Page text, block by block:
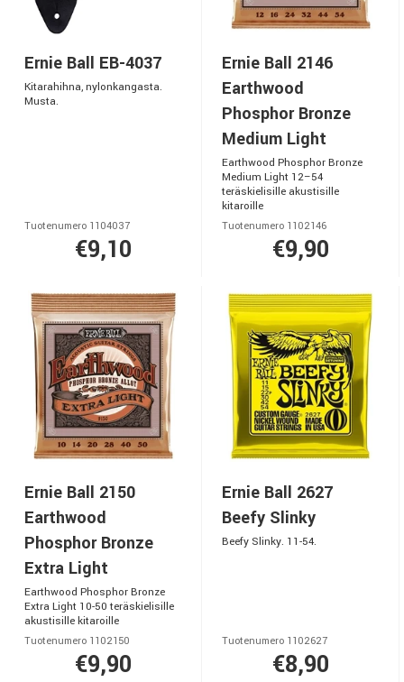
Ernie Ball EB-4037
Kitarahihna, nylonkangasta.
Musta.
Tuotenumero 1104037
€9,10
Ernie Ball 2146
Earthwood
Phosphor Bronze
Medium Light
Earthwood Phosphor Bronze
Medium Light 12–54
teräskielisille akustisille
kitaroille
Tuotenumero 1102146
€9,90
Ernie Ball 2150
Earthwood
Phosphor Bronze
Extra Light
Earthwood Phosphor Bronze
Extra Light 10-50 teräskielisille
akustisille kitaroille
Tuotenumero 1102150
€9,90
Ernie Ball 2627
Beefy Slinky
Beefy Slinky. 11-54.
Tuotenumero 1102627
€8,90